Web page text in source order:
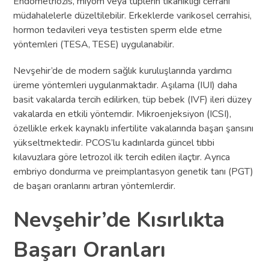
müdahalelerle düzeltilebilir. Erkeklerde varikosel cerrahisi,
hormon tedavileri veya testisten sperm elde etme
yöntemleri (TESA, TESE) uygulanabilir.
Nevşehir’de de modern sağlık kuruluşlarında yardımcı
üreme yöntemleri uygulanmaktadır. Aşılama (IUI) daha
basit vakalarda tercih edilirken, tüp bebek (IVF) ileri düzey
vakalarda en etkili yöntemdir. Mikroenjeksiyon (ICSI),
özellikle erkek kaynaklı infertilite vakalarında başarı şansını
yükseltmektedir. PCOS’lu kadınlarda güncel tıbbi
kılavuzlara göre letrozol ilk tercih edilen ilaçtır. Ayrıca
embriyo dondurma ve preimplantasyon genetik tanı (PGT)
de başarı oranlarını artıran yöntemlerdir.
Nevşehir’de Kısırlıkta
Başarı Oranları